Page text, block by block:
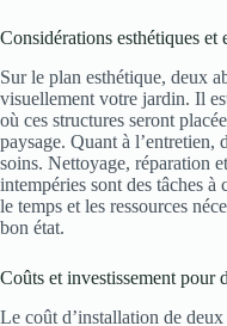
Considérations esthétiques et
Sur le plan esthétique, deux
visuellement votre jardin. Il
où ces structures seront
paysage. Quant à l’entretien,
soins. Nettoyage, réparation
intempéries sont des tâches à
le temps et les ressources
bon état.
Coûts et investissement pour
Le coût d’installation de deux